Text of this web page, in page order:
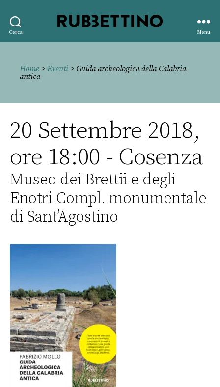
Cerca
editore
Menu
Home > Eventi > Guida archeologica della Calabria
antica
20 Settembre 2018,
ore 18:00 - Cosenza
Museo dei Brettii e degli
Enotri Compl. monumentale
di Sant’Agostino